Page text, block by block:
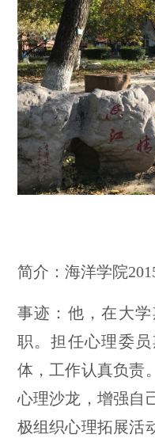
简介：海洋学院
事迹：他，在大
职。担任心理委
体，工作认真负责
心理沙龙，增强自
极组织心理拓展活